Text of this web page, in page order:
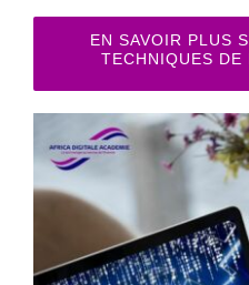
EN SAVOIR PLUS
TECHNIQUES DE